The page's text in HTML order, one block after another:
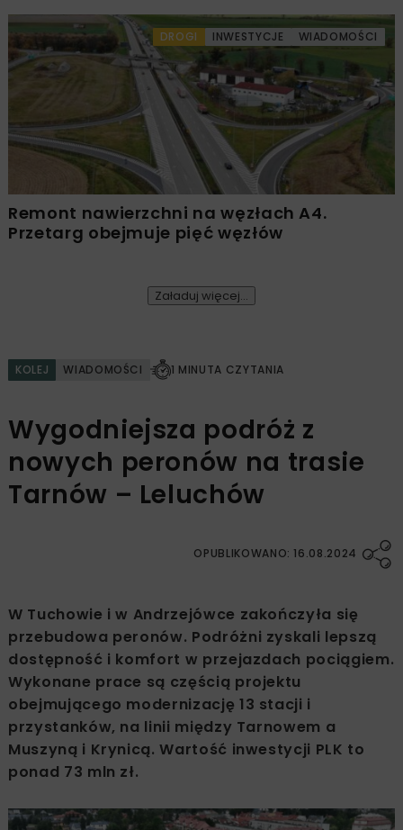
DROGI INWESTYCJE WIADOMOŚCI
Remont nawierzchni na węzłach A4.
Przetarg obejmuje pięć węzłów
Załaduj więcej...
KOLEJ WIADOMOŚCI 1 MINUTA CZYTANIA
Wygodniejsza podróż z
nowych peronów na trasie
Tarnów – Leluchów
OPUBLIKOWANO: 16.08.2024
W Tuchowie i w Andrzejówce zakończyła się
przebudowa peronów. Podróżni zyskali lepszą
dostępność i komfort w przejazdach pociągiem.
Wykonane prace są częścią projektu
obejmującego modernizację 13 stacji i
przystanków, na linii między Tarnowem a
Muszyną i Krynicą. Wartość inwestycji PLK to
ponad 73 mln zł.